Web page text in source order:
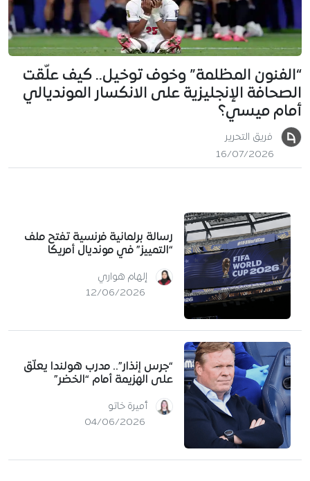
“الفنون المظلمة” وخوف توخيل.. كيف علّقت
الصحافة الإنجليزية على الانكسار المونديالي
أمام ميسي؟
فريق التحرير
16/07/2026
رسالة برلمانية فرنسية تفتح ملف
“التمييز” في مونديال أمريكا
إلهام هواري
12/06/2026
“جرس إنذار”.. مدرب هولندا يعلّق
على الهزيمة أمام “الخضر”
أميرة خاتو
04/06/2026